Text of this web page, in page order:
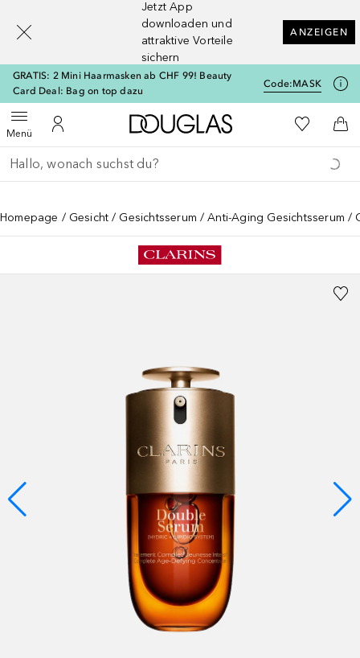
Jetzt App
downloaden und
attraktive Vorteile
sichern
ANZEIGEN
GRATIS: 2 Mini Haarmasken ab CHF 99! Beauty
Card Deal: Bag on top dazu
Code:MASK
MenüMenü öffnenZu Meinem Kundenkonto
Zur Douglas Startseite
Zu Meiner
Gehe zurück
Suche ausführen
Homepage Gesicht Gesichtsserum Anti-Aging Gesichtsserum
[navigation.slideout.screenreader]